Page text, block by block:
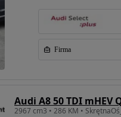
Firma
Audi A8 50 TDI